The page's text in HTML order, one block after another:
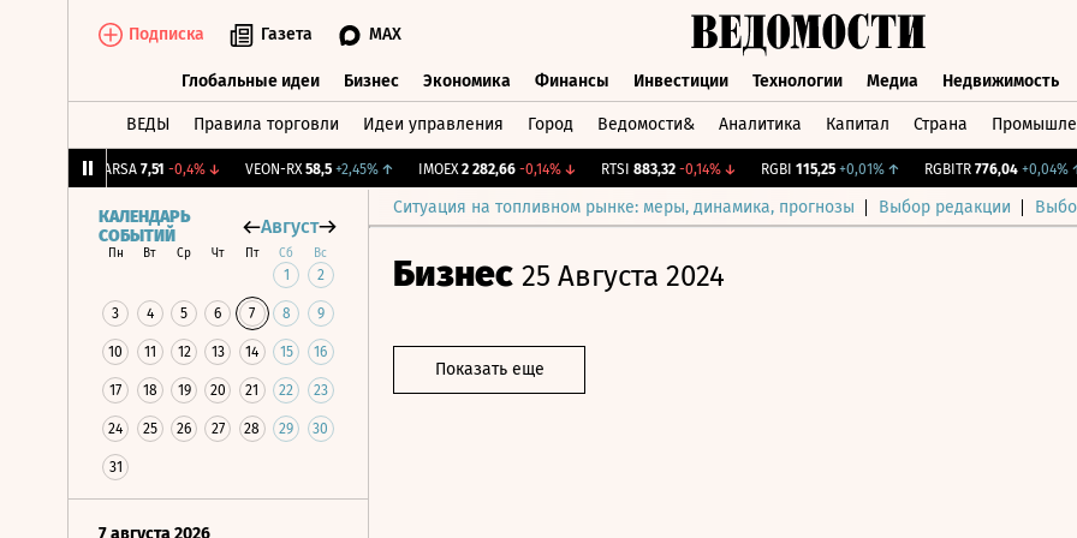
Подписка Газета MAX
Глобальные идеи Бизнес Экономика Финансы Инвестиции Технологии Медиа Недвижимость
ВЕДЫ Правила торговли Идеи управления Город Ведомости& Аналитика Капитал Страна
ARSA 7,51 -0,4%↓ VEON-RX 58,5 +2,45%↑ IMOEX 2 282,66 -0,14%↓ RTSI 883,32 -0,14%↓ RGBI 115,25 +0,01%↑ RGBITR 776,04 +0,04%↑
Ситуация на топливном рынке: меры, динамика, прогнозы Выбор редакции
КАЛЕНДАРЬ
СОБЫТИЙ
Август
Пн Вт Ср Чт Пт Сб Вс
1 2
3 4 5 6 7 8 9
10 11 12 13 14 15 16
17 18 19 20 21 22 23
24 25 26 27 28 29 30
31
7 августа 2026
Бизнес 25 Августа 2024
Показать еще